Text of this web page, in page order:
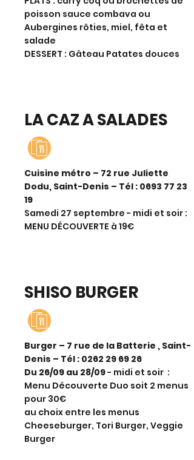
poisson sauce combava ou
Aubergines rôties, miel, fêta et
salade
DESSERT : Gâteau Patates douces
LA CAZ A SALADES
Cuisine métro – 72 rue Juliette
Dodu, Saint-Denis – Tél : 0693 77 23
19
Samedi 27 septembre - midi et soir :
MENU DÉCOUVERTE à 19€
SHISO BURGER
Burger – 7 rue de la Batterie , Saint-
Denis – Tél : 0262 29 69 26
Du 26/09 au 28/09- midi et soir :
Menu Découverte Duo soit 2 menus
pour 30€
au choix entre les menus
Cheeseburger, Tori Burger, Veggie
Burger